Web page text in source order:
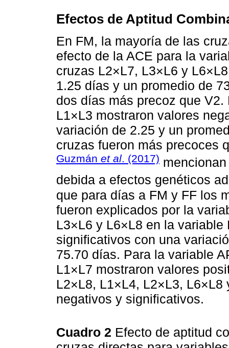
Efectos de Aptitud
En FM, la mayoría de las
efecto de la ACE para la
cruzas L2×L7, L3×L6 y
1.25 días y un promedio de
dos días más precoz que
L1×L3 mostraron valores
variación de 2.25 y un
cruzas fueron más precoces
Guzmán et al. (2017)
debida a efectos genéticos
que para días a FM y FF los
fueron explicados por la
L3×L6 y L6×L8 en la
significativos con una
75.70 días. Para la variable
L1×L7 mostraron valores
L2×L8, L1×L4, L2×L3,
negativos y significativos.
Cuadro 2 Efecto de aptitud